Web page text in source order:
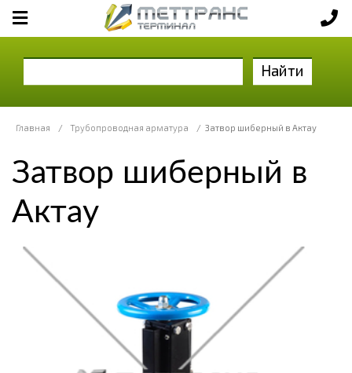
Найти
Главная / Трубопроводная арматура / Затвор шиберный в Актау
Затвор шиберный в
Актау